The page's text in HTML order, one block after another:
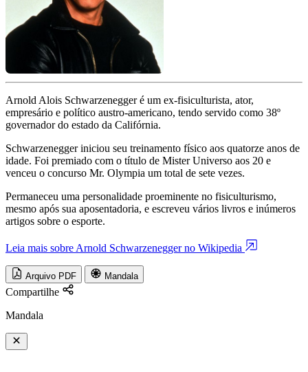
Arnold Alois Schwarzenegger é um ex-fisiculturista, ator,
empresário e político austro-americano, tendo servido como 38º
governador do estado da Califórnia.
Schwarzenegger iniciou seu treinamento físico aos quatorze anos de
idade. Foi premiado com o título de Mister Universo aos 20 e
venceu o concurso Mr. Olympia um total de sete vezes.
Permaneceu uma personalidade proeminente no fisiculturismo,
mesmo após sua aposentadoria, e escreveu vários livros e inúmeros
artigos sobre o esporte.
Leia mais sobre Arnold Schwarzenegger no Wikipedia
Arquivo PDF Mandala
Compartilhe
Mandala